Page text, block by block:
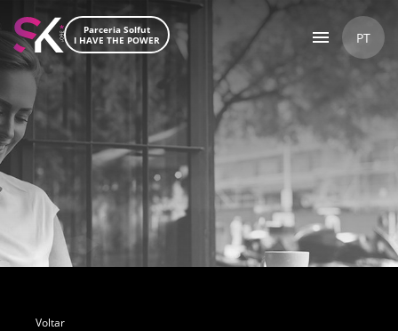
Parceria Solfut
I HAVE THE POWER
PT
Voltar